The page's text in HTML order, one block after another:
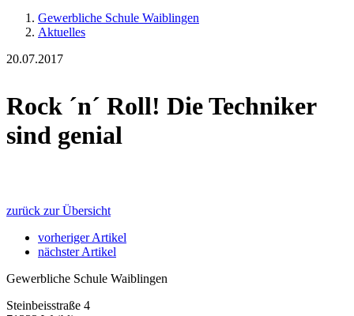
Gewerbliche Schule Waiblingen
Aktuelles
20.07.2017
Rock ´n´ Roll! Die Techniker
sind genial
zurück zur Übersicht
vorheriger Artikel
nächster Artikel
Gewerbliche Schule Waiblingen
Steinbeisstraße 4